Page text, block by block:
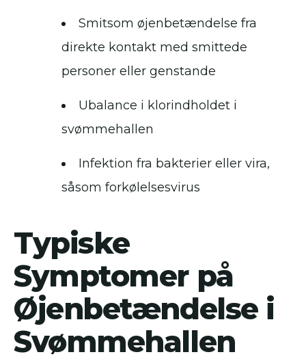
Smitsom øjenbetændelse fra
direkte kontakt med smittede
personer eller genstande
Ubalance i klorindholdet i
svømmehallen
Infektion fra bakterier eller vira,
såsom forkølelsesvirus
Typiske
Symptomer på
Øjenbetændelse i
Svømmehallen